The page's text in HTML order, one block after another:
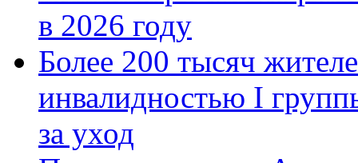
в 2026 году
Более 200 тысяч
инвалидностью I
за уход